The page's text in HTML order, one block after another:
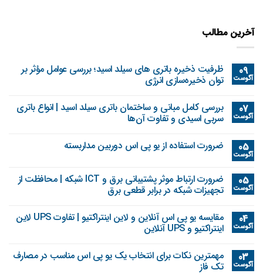
آخرین مطالب
09
آگوست
ظرفیت ذخیره باتری های سیلد اسید؛ بررسی عوامل مؤثر بر
توان ذخیره‌سازی انرژی
07
آگوست
بررسی کامل مبانی و ساختمان باتری سیلد اسید | انواع باتری
سربی اسیدی و تفاوت آن‌ها
05
آگوست
ضرورت استفاده از یو پی اس دوربین مداربسته
05
آگوست
ضرورت ارتباط موثر پشتیبانی برق و ICT شبکه | محافظت از
تجهیزات شبکه در برابر قطعی برق
04
آگوست
مقایسه یو پی اس آنلاین و لاین اینتراکتیو | تفاوت UPS لاین
اینتراکتیو و UPS آنلاین
03
آگوست
مهمترین نکات برای انتخاب یک یو پی اس مناسب در مصارف
تک فاز